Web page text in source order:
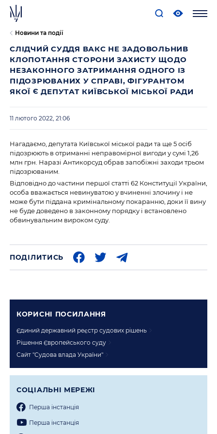
Новини та події
СЛІДЧИЙ СУДДЯ ВАКС НЕ ЗАДОВОЛЬНИВ
КЛОПОТАННЯ СТОРОНИ ЗАХИСТУ ЩОДО
НЕЗАКОННОГО ЗАТРИМАННЯ ОДНОГО ІЗ
ПІДОЗРЮВАНИХ У СПРАВІ, ФІГУРАНТОМ
ЯКОЇ Є ДЕПУТАТ КИЇВСЬКОЇ МІСЬКОЇ РАДИ
11 лютого 2022, 21:06
Нагадаємо, депутата Київської міської ради та ще 5 осіб
підозрюють в отриманні неправомірної вигоди у сумі 1,26
млн грн. Наразі Антикорсуд обрав запобіжні заходи трьом
підозрюваним.
Відповідно до частини першої статті 62 Конституції України,
особа вважається невинуватою у вчиненні злочину і не
може бути піддана кримінальному покаранню, доки її вину
не буде доведено в законному порядку і встановлено
обвинувальним вироком суду.
ПОДІЛИТИСЬ
КОРИСНI ПОСИЛАННЯ
Єдиний державний реєстр судових рішень
Рішення Європейського суду
Сайт "Судова влада України"
СОЦIАЛЬНI МЕРЕЖI
Перша iнстанцiя
Перша iнстанцiя